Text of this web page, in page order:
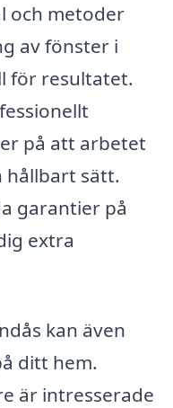
och metoder
av fönster i
för resultatet.
på att arbetet
hållbart sätt.
garantier på
extra
kan även
ditt hem.
är intresserade